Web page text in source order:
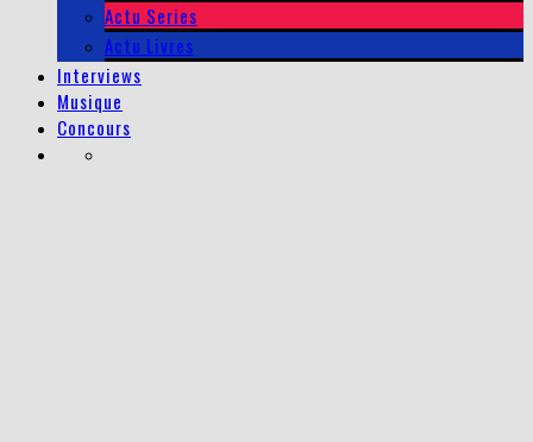
Actu Series
Actu Livres
Interviews
Musique
Concours